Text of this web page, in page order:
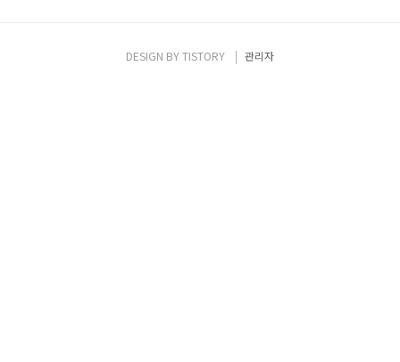
DESIGN BYTISTORY 관리자